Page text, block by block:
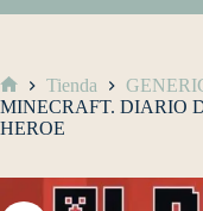
Tienda
MINECRAFT. DIARIO
HEROE